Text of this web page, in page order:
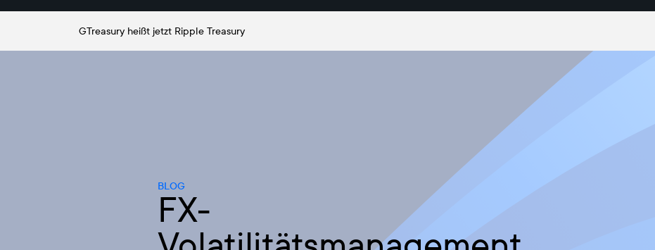
GTreasury heißt jetzt Ripple Treasury
BLOG
FX-